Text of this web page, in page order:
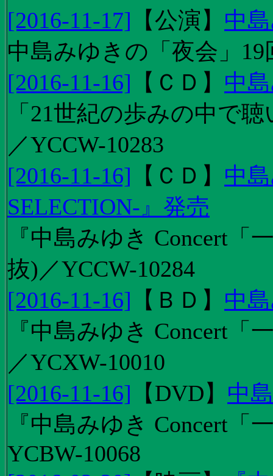
[2016-11-17] 【公演 】 中
中島みゆきの「夜会」
[2016-11-16] 【 ＣＤ 】 中
「21世紀の歩みの中で
／YCCW-10283
[2016-11-16] 【 ＣＤ 】 中
SELECTION-』発売
『中島みゆき Concert
抜)／YCCW-10284
[2016-11-16] 【 ＢＤ 】 中
『中島みゆき Concert
／YCXW-10010
[2016-11-16] 【DVD】 中
『中島みゆき Concert
YCBW-10068